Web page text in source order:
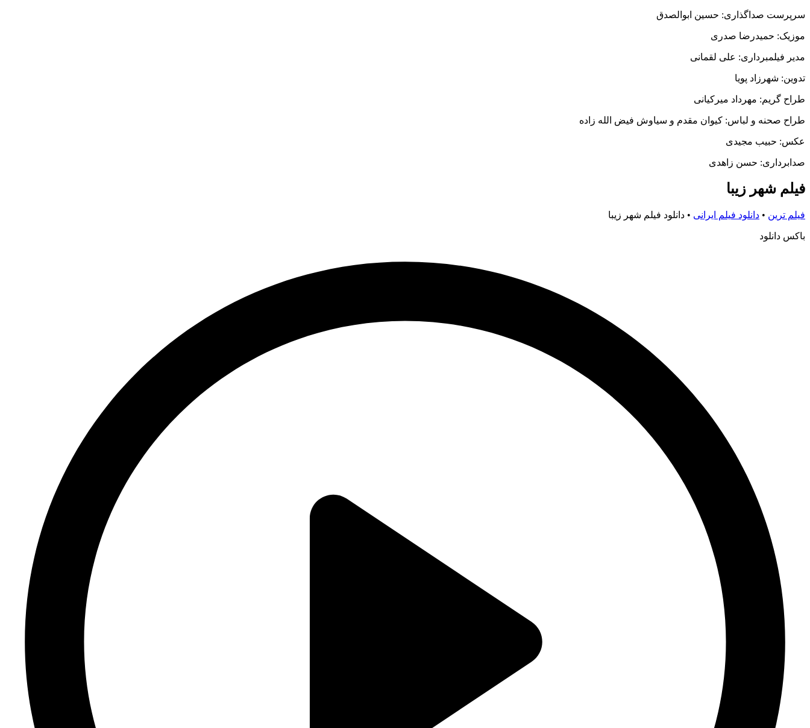
سرپرست صداگذاری: حسین ابوالصدق
موزیک: حمیدرضا صدری
مدیر فیلمبرداری: علی لقمانی
تدوین: شهرزاد پویا
طراح گریم: مهرداد میرکیانی
طراح صحنه و لباس: کیوان مقدم و سیاوش فیض الله زاده
عکس: حبیب مجیدی
صدابرداری: حسن زاهدی
فیلم شهر زیبا
فیلم ترین • دانلود فیلم ایرانی • دانلود فیلم شهر زیبا
باکس دانلود